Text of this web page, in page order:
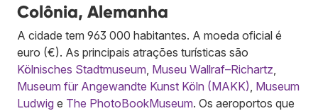
Colônia, Alemanha
A cidade tem 963 000 habitantes. A moeda oficial é
euro (€). As principais atrações turísticas são
Kölnisches Stadtmuseum Museu Wallraf–Richartz
Museum für Angewandte Kunst Köln (MAKK) Museum
Ludwig e The PhotoBookMuseum. Os aeroportos que